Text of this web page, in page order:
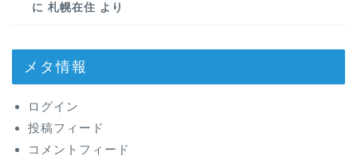
に 札幌在住 より
メタ情報
ログイン
投稿フィード
コメントフィード